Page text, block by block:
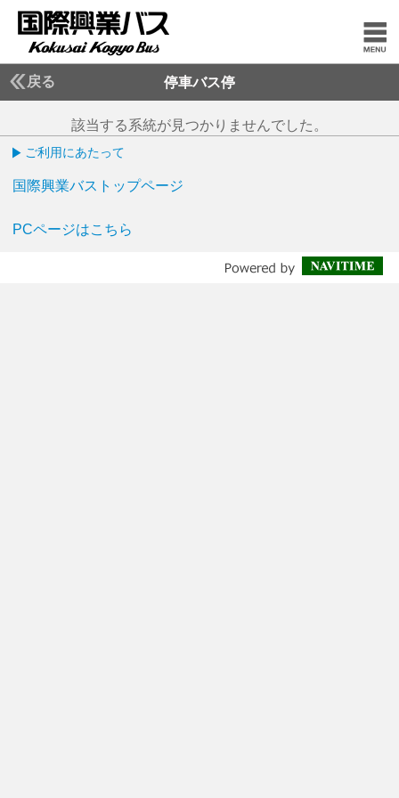
戻る 停車バス停
該当する系統が見つかりませんでした。
ご利用にあたって
国際興業バストップページ
PCページはこちら